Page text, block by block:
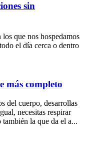
sin
que nos hospedamos
el día cerca o dentro
más completo
del cuerpo, desarrollas
necesitas respirar
la que da el a...